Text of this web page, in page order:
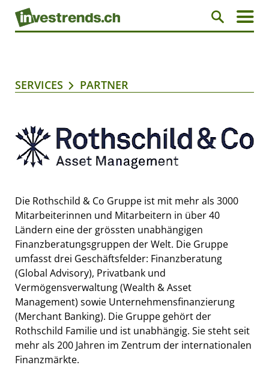
SERVICES PARTNER
Die Rothschild & Co Gruppe ist mit mehr als 3000
Mitarbeiterinnen und Mitarbeitern in über 40
Ländern eine der grössten unabhängigen
Finanzberatungsgruppen der Welt. Die Gruppe
umfasst drei Geschäftsfelder: Finanzberatung
(Global Advisory), Privatbank und
Vermögensverwaltung (Wealth & Asset
Management) sowie Unternehmensfinanzierung
(Merchant Banking). Die Gruppe gehört der
Rothschild Familie und ist unabhängig. Sie steht seit
mehr als 200 Jahren im Zentrum der internationalen
Finanzmärkte.